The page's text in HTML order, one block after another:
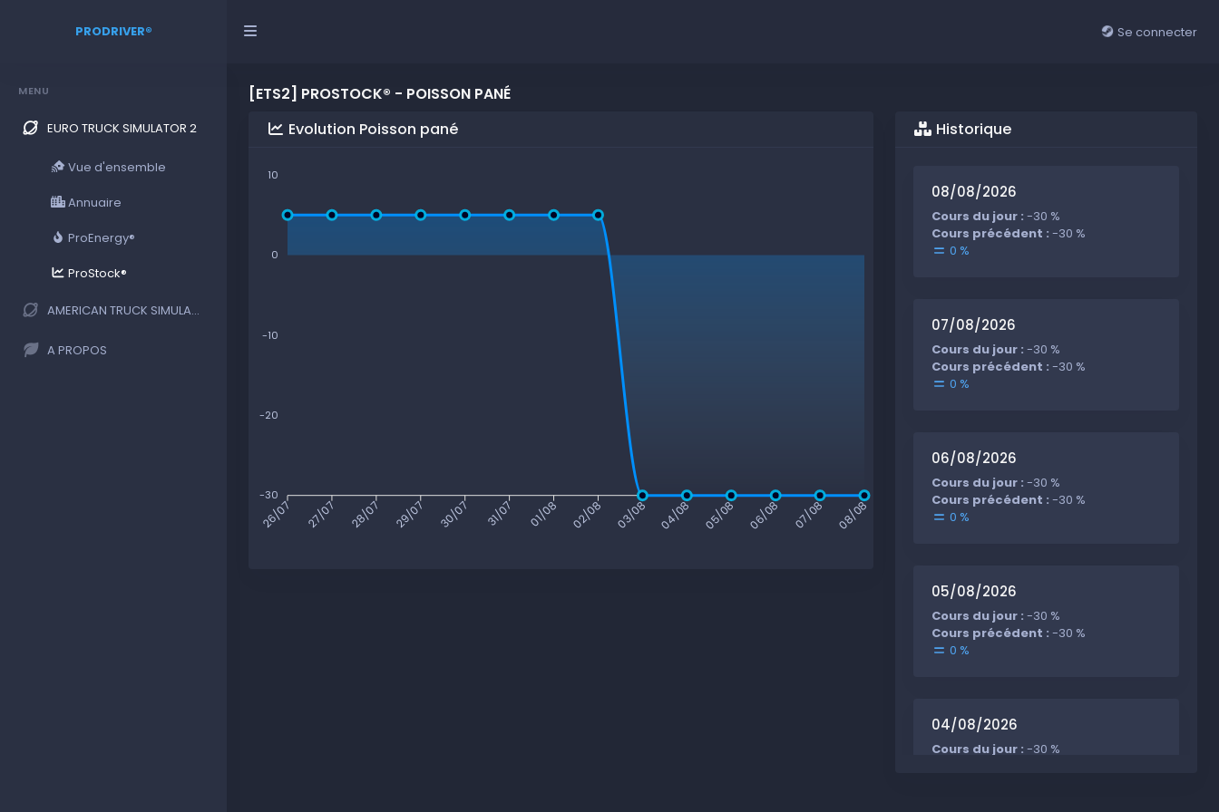
PRODRIVER® Se connecter
MENU
EURO TRUCK SIMULATOR 2
Vue d'ensemble
Annuaire
ProEnergy®
ProStock®
AMERICAN TRUCK SIMULATOR
A PROPOS
[ETS2] PROSTOCK® - POISSON PANÉ
Evolution Poisson pané
10
0
-10
-20
-30
26/07 27/07 28/07 29/07 30/07 31/07 01/08 02/08 03/08 04/08 05/08 06/08 07/08 08/08
Historique
08/08/2026
Cours du jour :-30 %
Cours précédent :-30 %
0 %
07/08/2026
Cours du jour :-30 %
Cours précédent :-30 %
0 %
06/08/2026
Cours du jour :-30 %
Cours précédent :-30 %
0 %
05/08/2026
Cours du jour :-30 %
Cours précédent :-30 %
0 %
04/08/2026
Cours du jour :-30 %